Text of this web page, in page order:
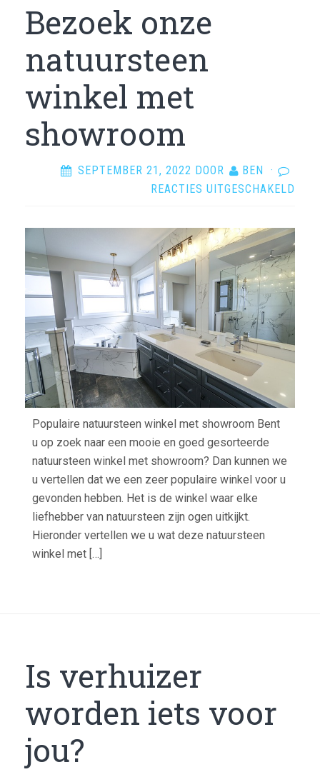
Bezoek onze
natuursteen
winkel met
showroom
SEPTEMBER 21, 2022 DOOR BEN
·
REACTIES UITGESCHAKELD
MET
Populaire natuursteen winkel met showroom Bent
u op zoek naar een mooie en goed gesorteerde
natuursteen winkel met showroom? Dan kunnen we
u vertellen dat we een zeer populaire winkel voor u
gevonden hebben. Het is de winkel waar elke
liefhebber van natuursteen zijn ogen uitkijkt.
Hieronder vertellen we u wat deze natuursteen
winkel met […]
Is verhuizer
worden iets voor
jou?